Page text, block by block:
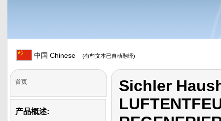
中国 Chinese (有些文本已自动翻译)
首页
产品概述:
Sichler